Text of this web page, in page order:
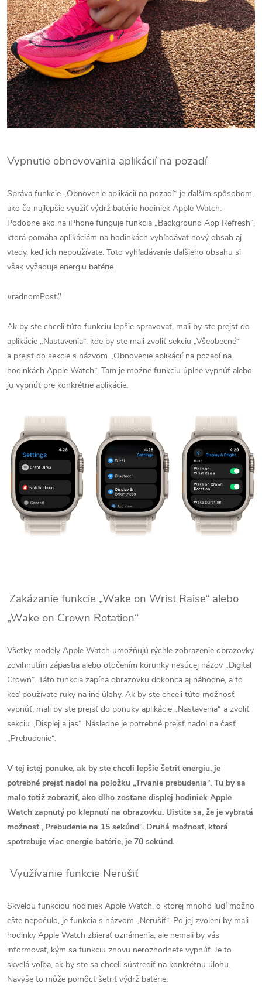
Vypnutie obnovovania aplikácií na pozadí
Správa funkcie „Obnovenie aplikácií na pozadí“ je ďalším spôsobom,
ako čo najlepšie využiť výdrž batérie hodiniek Apple Watch.
Podobne ako na iPhone funguje funkcia „Background App Refresh“,
ktorá pomáha aplikáciám na hodinkách vyhľadávať nový obsah aj
vtedy, keď ich nepoužívate. Toto vyhľadávanie ďalšieho obsahu si
však vyžaduje energiu batérie.
#radnomPost#
Ak by ste chceli túto funkciu lepšie spravovať, mali by ste prejsť do
aplikácie „Nastavenia“, kde by ste mali zvoliť sekciu „Všeobecné“
a prejsť do sekcie s názvom „Obnovenie aplikácií na pozadí na
hodinkách Apple Watch“. Tam je možné funkciu úplne vypnúť alebo
ju vypnúť pre konkrétne aplikácie.
Zakázanie funkcie „Wake on Wrist Raise“ alebo
„Wake on Crown Rotation“
Všetky modely Apple Watch umožňujú rýchle zobrazenie obrazovky
zdvihnutím zápästia alebo otočením korunky nesúcej názov „Digital
Crown“. Táto funkcia zapína obrazovku dokonca aj náhodne, a to
keď používate ruky na iné úlohy. Ak by ste chceli túto možnosť
vypnúť, mali by ste prejsť do ponuky aplikácie „Nastavenia“ a zvoliť
sekciu „Displej a jas“. Následne je potrebné prejsť nadol na časť
„Prebudenie“.
V tej istej ponuke, ak by ste chceli lepšie šetriť energiu, je
potrebné prejsť nadol na položku „Trvanie prebudenia“. Tu by sa
malo totiž zobraziť, ako dlho zostane displej hodiniek Apple
Watch zapnutý po klepnutí na obrazovku. Uistite sa, že je vybratá
možnosť „Prebudenie na 15 sekúnd“. Druhá možnosť, ktorá
spotrebuje viac energie batérie, je 70 sekúnd.
Využívanie funkcie Nerušiť
Skvelou funkciou hodiniek Apple Watch, o ktorej mnoho ľudí možno
ešte nepočulo, je funkcia s názvom „Nerušiť“. Po jej zvolení by mali
hodinky Apple Watch zbierať oznámenia, ale nemali by vás
informovať, kým sa funkciu znovu nerozhodnete vypnúť. Je to
skvelá voľba, ak by ste sa chceli sústrediť na konkrétnu úlohu.
Navyše to môže pomôcť šetriť výdrž batérie.